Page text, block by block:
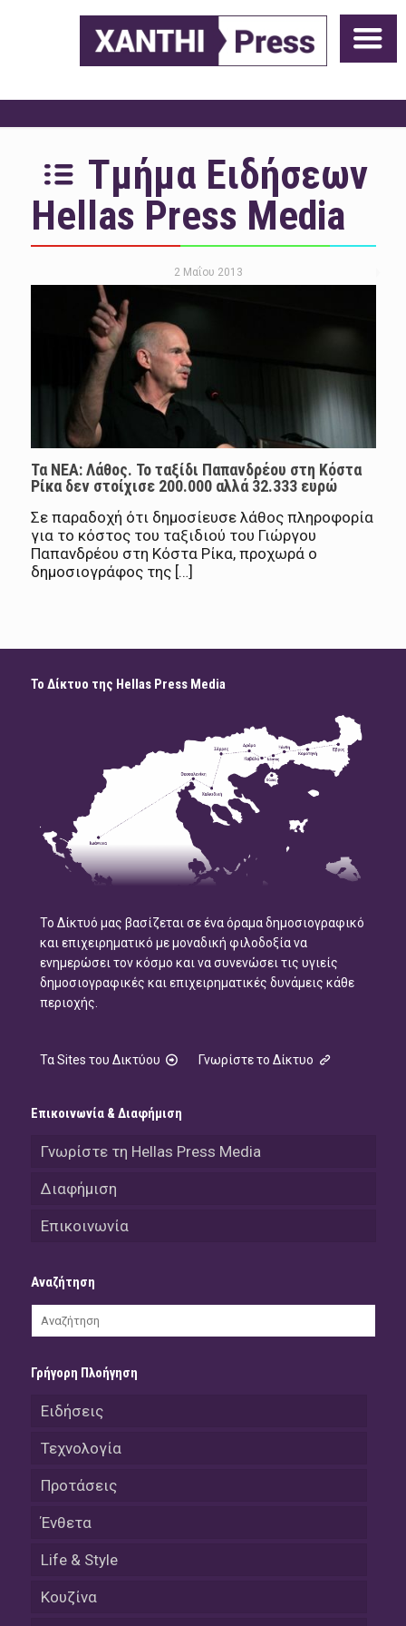
Τμήμα Ειδήσεων
Hellas Press Media
2 Μαΐου 2013
Τα ΝΕΑ: Λάθος. Το ταξίδι Παπανδρέου στη Κόστα
Ρίκα δεν στοίχισε 200.000 αλλά 32.333 ευρώ
Σε παραδοχή ότι δημοσίευσε λάθος πληροφορία
για το κόστος του ταξιδιού του Γιώργου
Παπανδρέου στη Κόστα Ρίκα, προχωρά ο
δημοσιογράφος της […]
Το Δίκτυο της Hellas Press Media
Το Δίκτυό μας βασίζεται σε ένα όραμα δημοσιογραφικό
και επιχειρηματικό με μοναδική φιλοδοξία να
ενημερώσει τον κόσμο και να συνενώσει τις υγιείς
δημοσιογραφικές και επιχειρηματικές δυνάμεις κάθε
περιοχής.
Τα Sites του Δικτύου Γνωρίστε το Δίκτυο
Επικοινωνία & Διαφήμιση
Γνωρίστε τη Hellas Press Media
Διαφήμιση
Επικοινωνία
Αναζήτηση
Γρήγορη Πλοήγηση
Ειδήσεις
Τεχνολογία
Προτάσεις
Ένθετα
Life & Style
Κουζίνα